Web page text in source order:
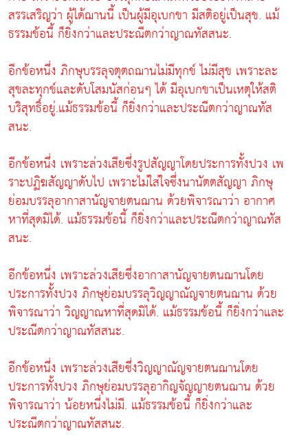
สรรเสริญว่า ผู้ได้ฌานนี้ เป็นผู้มีอุเบกขา มีสติอยู่เป็นสุข. แม้
ธรรมข้อนี้ ก็ยิ่งกว่าและประณีตกว่าญาณทัสสนะ.
อีกข้อหนึ่ง ภิกษุบรรลุจตุตถฌานไม่มีทุกข์ ไม่มีสุข เพราะละ
สุขละทุกข์และดับโสมนัสก่อนๆ ได้ มีอุเบกขาเป็นเหตุให้สติ
บริสุทธิ์อยู่.แม้ธรรมข้อนี้ ก็ยิ่งกว่าและประณีตกว่าญาณทัส
สนะ.
อีกข้อหนึ่ง เพราะล่วงเสียซึ่งรูปสัญญาโดยประการทั้งปวง เพ
ราะปฏิฆสัญญาดับไป เพราะไม่ใส่ใจซึ่งนานัตตสัญญา ภิกษุ
ย่อมบรรลุอากาสานัญจายตนฌาน ด้วยพิจารณาว่า อากาศ
หาที่สุดมิได้. แม้ธรรมข้อนี้ ก็ยิ่งกว่าและประณีตกว่าญาณทัส
สนะ.
อีกข้อหนึ่ง เพราะล่วงเสียซึ่งอากาสานัญจายตนฌานโดย
ประการทั้งปวง ภิกษุย่อมบรรลุวิญญาณัญจายตนฌาน ด้วย
พิจารณาว่า วิญญาณหาที่สุดมิได้. แม้ธรรมข้อนี้ ก็ยิ่งกว่าและ
ประณีตกว่าญาณทัสสนะ.
อีกข้อหนึ่ง เพราะล่วงเสียซึ่งวิญญาณัญจายตนฌานโดย
ประการทั้งปวง ภิกษุย่อมบรรลุอากิญจัญญายตนฌาน ด้วย
พิจารณาว่า น้อยหนึ่งไม่มี. แม้ธรรมข้อนี้ ก็ยิ่งกว่าและ
ประณีตกว่าญาณทัสสนะ.